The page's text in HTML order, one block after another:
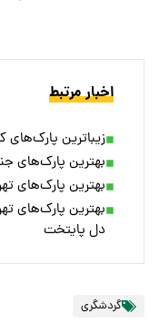
اخبار مرتبط
زیباترین پارک‌های
بهترین پارک‌های
بهترین پارک‌های
بهترین پارک‌های
دل پایتخت
گردشگری